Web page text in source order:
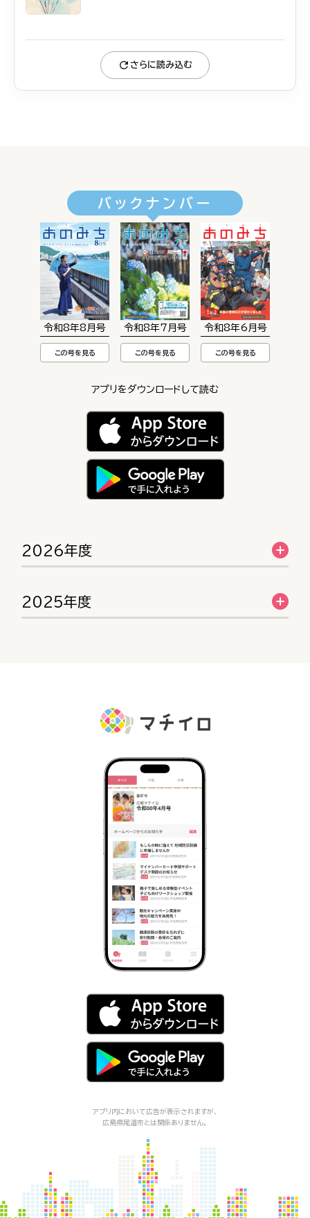
さらに読み込む
バックナンバー
令和8年8月号
この号を見る
令和8年7月号
この号を見る
令和8年6月号
この号を見る
アプリをダウンロードして読む
2026年度
2025年度
アプリ内において広告が表示されますが、
広島県尾道市とは関係ありません。